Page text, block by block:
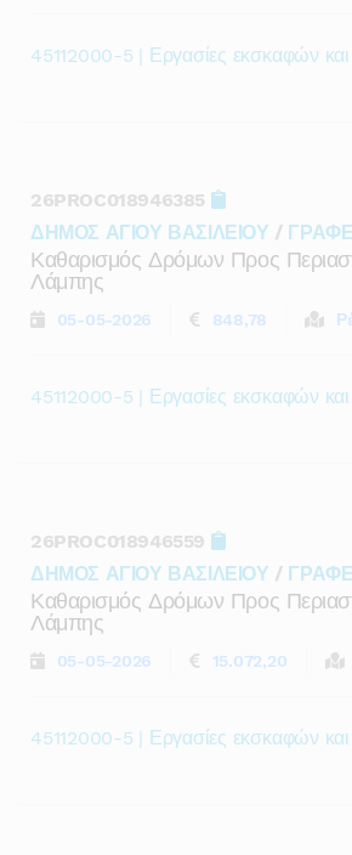
45112000-5 | Εργασίες εκσκαφών και
26PROC018946385
ΔΗΜΟΣ ΑΓΙΟΥ ΒΑΣΙΛΕΙΟΥ /
Καθαρισμός Δρόμων Προς
Λάμπης
05-05-2026 848,78
45112000-5 | Εργασίες εκσκαφών και
26PROC018946559
ΔΗΜΟΣ ΑΓΙΟΥ ΒΑΣΙΛΕΙΟΥ /
Καθαρισμός Δρόμων Προς
Λάμπης
05-05-2026 15.072,20
45112000-5 | Εργασίες εκσκαφών και